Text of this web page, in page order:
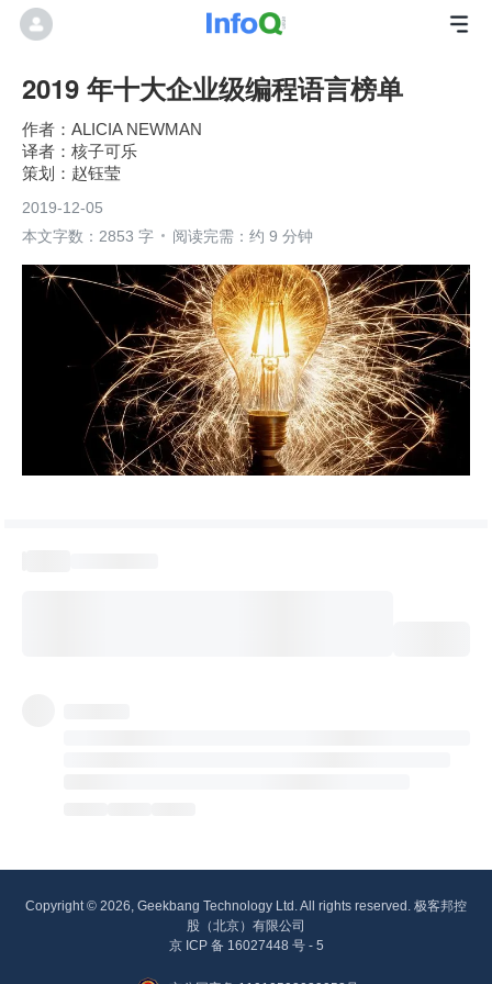
2019 年十大企业级编程语言榜单
ALICIA NEWMAN
核子可乐
赵钰莹
2019-12-05
本文字数：2853 字
阅读完需：约 9 分钟
Copyright © 2026, Geekbang Technology Ltd. All rights reserved. 极客邦控
股（北京）有限公司
京 ICP 备 16027448 号 - 5